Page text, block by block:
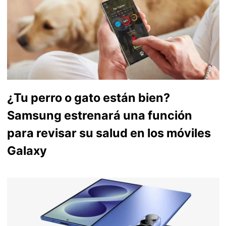
¿Tu perro o gato están bien?
Samsung estrenará una función
para revisar su salud en los móviles
Galaxy